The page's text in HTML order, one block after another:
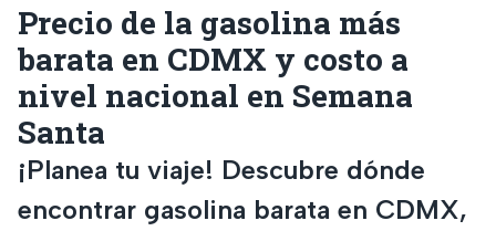
Precio de la gasolina más
barata en CDMX y costo a
nivel nacional en Semana
Santa
¡Planea tu viaje! Descubre dónde
encontrar gasolina barata en CDMX,